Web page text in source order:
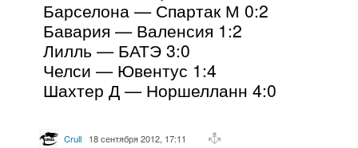
Барселона — Спартак М 0:2
Бавария — Валенсия 1:2
Лилль — БАТЭ 3:0
Челси — Ювентус 1:4
Шахтер Д — Норшелланн 4:0
Crull 18 сентября 2012, 17:11